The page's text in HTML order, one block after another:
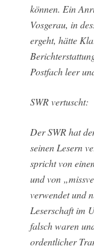
können. Ein
Vosgerau, in
ergeht, hätte
Postfach leer
SWR vertuscht:
Der SWR hat
seinen Lesern
spricht von
und von
verwendet und
Leserschaft im
falsch waren
ordentlicher